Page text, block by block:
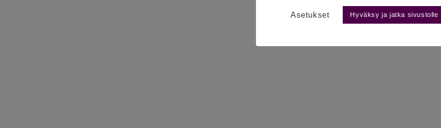
Asetukset Hyväksy ja jatka sivustolle